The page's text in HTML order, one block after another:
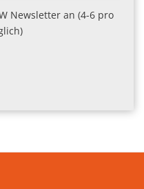
Newsletter an (4-6 pro